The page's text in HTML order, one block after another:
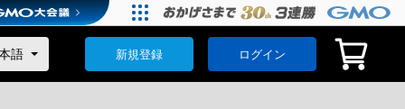
新規登録 ログイン